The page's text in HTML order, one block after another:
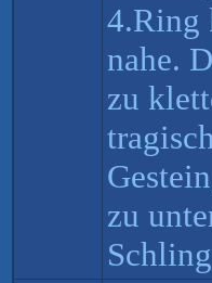
4.Ring
nahe.
zu
zu